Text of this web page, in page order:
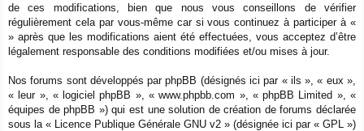
r
de ces modifications, bien que nous vous conseillons de vérifier
régulièrement cela par vous-même car si vous continuez à participer à «
» après que les modifications aient été effectuées, vous acceptez d’être
légalement responsable des conditions modifiées et/ou mises à jour.
Nos forums sont développés par phpBB (désignés ici par « ils », « eux »,
« leur », « logiciel phpBB », « www.phpbb.com », « phpBB Limited », «
équipes de phpBB ») qui est une solution de création de forums déclarée
sous la « Licence Publique Générale GNU v2 » (désignée ici par « GPL »)